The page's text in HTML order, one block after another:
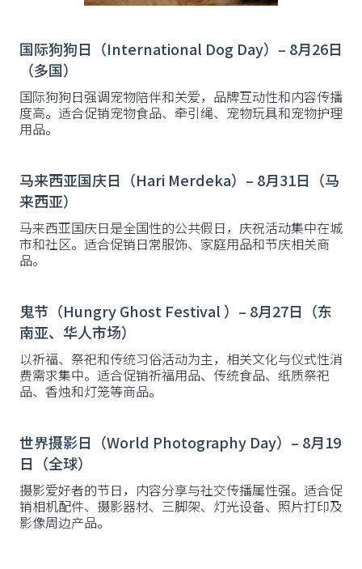
国际狗狗日（International Dog Day）– 8月26日
（多国）
国际狗狗日强调宠物陪伴和关爱，品牌互动性和内容传播
度高。适合促销宠物食品、牵引绳、宠物玩具和宠物护理
用品。
马来西亚国庆日（Hari Merdeka）– 8月31日（马
来西亚）
马来西亚国庆日是全国性的公共假日，庆祝活动集中在城
市和社区。适合促销日常服饰、家庭用品和节庆相关商
品。
鬼节（Hungry Ghost Festival ）– 8月27日（东
南亚、华人市场）
以祈福、祭祀和传统习俗活动为主，相关文化与仪式性消
费需求集中。适合促销祈福用品、传统食品、纸质祭祀
品、香烛和灯笼等商品。
世界摄影日（World Photography Day）– 8月19
日（全球）
摄影爱好者的节日，内容分享与社交传播属性强。适合促
销相机配件、摄影器材、三脚架、灯光设备、照片打印及
影像周边产品。